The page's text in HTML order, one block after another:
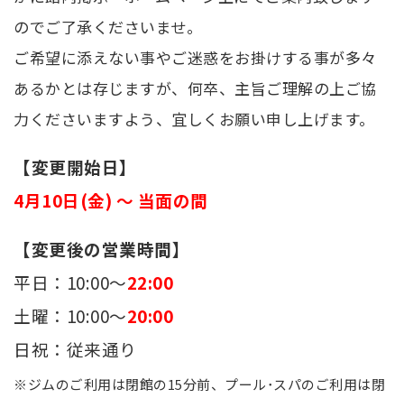
のでご了承くださいませ。
ご希望に添えない事やご迷惑をお掛けする事が多々
あるかとは存じますが、何卒、主旨ご理解の上ご協
力くださいますよう、宜しくお願い申し上げます。
【変更開始日】
4月10日(金) ～ 当面の間
【変更後の営業時間】
平日：10:00～22:00
土曜：10:00～20:00
日祝：従来通り
※ジムのご利用は閉館の15分前、プール･スパのご利用は閉